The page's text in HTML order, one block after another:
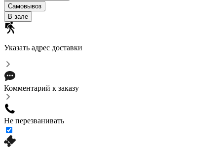
Самовывоз
В зале
Указать адрес доставки
Комментарий к заказу
Не перезванивать